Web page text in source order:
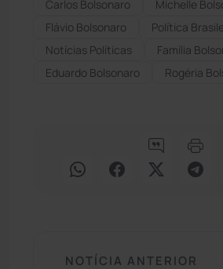
Carlos Bolsonaro
Michelle
Flávio Bolsonaro
Política
Notícias Políticas
Família
Eduardo Bolsonaro
Rogéria
NOTÍCIA ANTERIOR